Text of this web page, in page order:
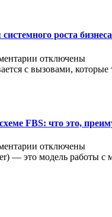
и
платформы
роста
к
записи
роста
что
это,
как
отключены
с вызовами,
FBS: что это,
к
записи
отключены
— это модель работы с